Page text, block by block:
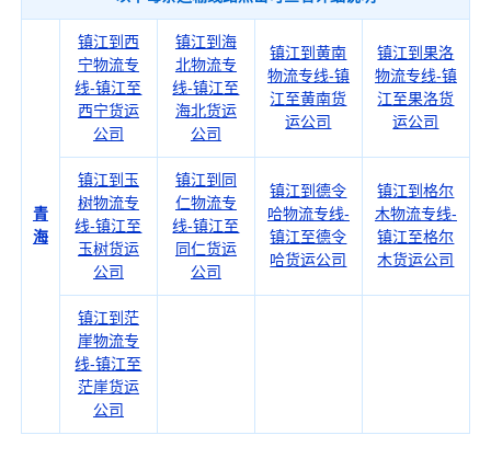
青
海
镇江到西
宁物流专
线-镇江至
西宁货运
公司
镇江到海
北物流专
线-镇江至
海北货运
公司
镇江到黄南
物流专线-镇
江至黄南货
运公司
镇江到果洛
物流专线-镇
江至果洛货
运公司
镇江到玉
树物流专
线-镇江至
玉树货运
公司
镇江到同
仁物流专
线-镇江至
同仁货运
公司
镇江到德令
哈物流专线-
镇江至德令
哈货运公司
镇江到格尔
木物流专线-
镇江至格尔
木货运公司
镇江到茫
崖物流专
线-镇江至
茫崖货运
公司